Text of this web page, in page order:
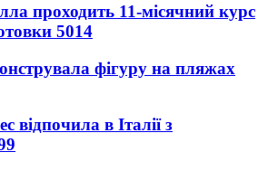
проходить 11-місячний курс
5014
фігуру на пляжах
відпочила в Італії з